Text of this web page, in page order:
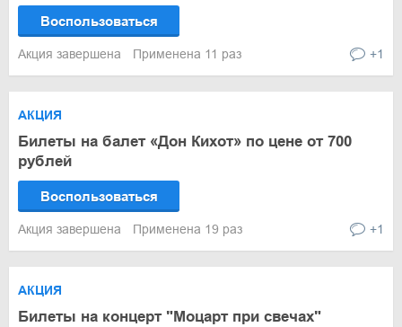
Воспользоваться
Акция завершена Применена 11 раз +1
АКЦИЯ
Билеты на балет «Дон Кихот» по цене от 700
рублей
Воспользоваться
Акция завершена Применена 19 раз +1
АКЦИЯ
Билеты на концерт "Моцарт при свечах"